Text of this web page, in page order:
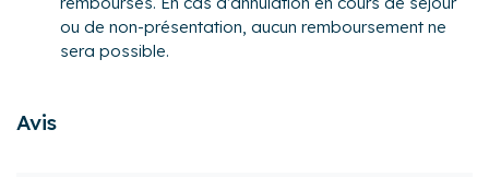
- Chambre 1 : un lit superposé (2 couchages 80×190cm) et
un placard.
sèche-cheveux.
ou de non-présentation, aucun remboursement ne
sera possible.
Avis